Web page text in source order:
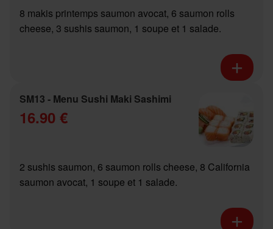
8 makis printemps saumon avocat, 6 saumon rolls
cheese, 3 sushis saumon, 1 soupe et 1 salade.
SM13 - Menu Sushi Maki Sashimi
16.90 €
2 sushis saumon, 6 saumon rolls cheese, 8 California
saumon avocat, 1 soupe et 1 salade.